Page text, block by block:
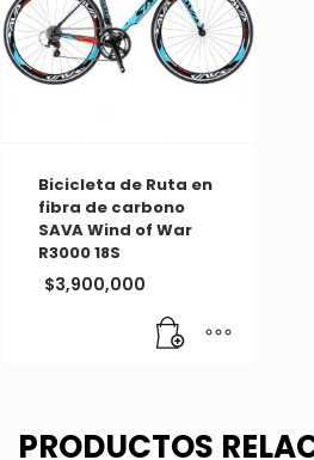
Bicicleta de Ruta en
fibra de carbono
SAVA Wind of War
R3000 18S
$3,900,000
PRODUCTOS